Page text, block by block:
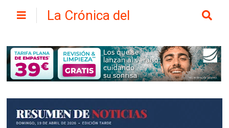
La Crónica del